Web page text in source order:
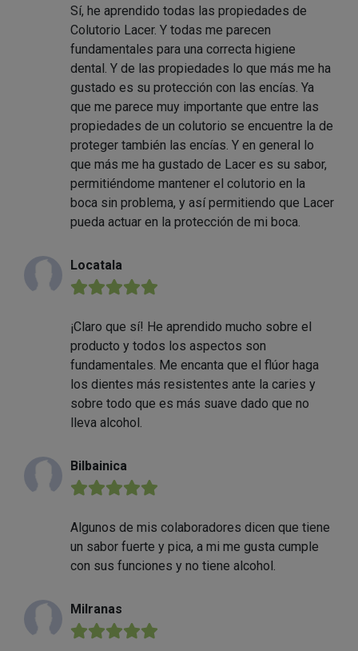
Sí, he aprendido todas las propiedades de
Colutorio Lacer. Y todas me parecen
fundamentales para una correcta higiene
dental. Y de las propiedades lo que más me ha
gustado es su protección con las encías. Ya
que me parece muy importante que entre las
propiedades de un colutorio se encuentre la de
proteger también las encías. Y en general lo
que más me ha gustado de Lacer es su sabor,
permitiéndome mantener el colutorio en la
boca sin problema, y así permitiendo que Lacer
pueda actuar en la protección de mi boca.
Locatala
★★★★★
¡Claro que sí! He aprendido mucho sobre el
producto y todos los aspectos son
fundamentales. Me encanta que el flúor haga
los dientes más resistentes ante la caries y
sobre todo que es más suave dado que no
lleva alcohol.
Bilbainica
★★★★★
Algunos de mis colaboradores dicen que tiene
un sabor fuerte y pica, a mi me gusta cumple
con sus funciones y no tiene alcohol.
Milranas
★★★★★